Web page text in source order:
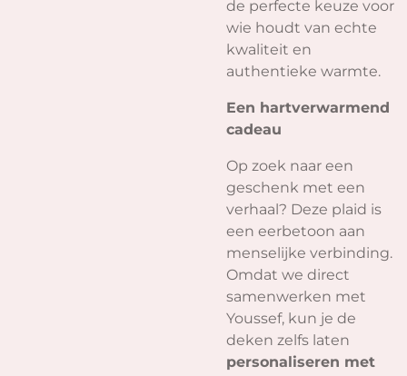
de perfecte keuze voor
wie houdt van echte
kwaliteit en
authentieke warmte.
Een hartverwarmend
cadeau
Op zoek naar een
geschenk met een
verhaal? Deze plaid is
een eerbetoon aan
menselijke verbinding.
Omdat we direct
samenwerken met
Youssef, kun je de
deken zelfs laten
personaliseren met